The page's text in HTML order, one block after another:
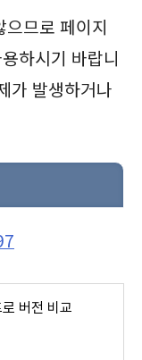
므로 페이지
하시기 바랍니
가 발생하거나
버전 비교